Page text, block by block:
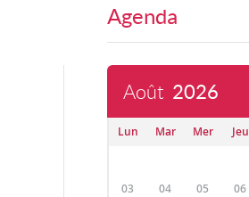
Agenda
Août 2026
Lun Mar Mer Jeu
03
04 05 06